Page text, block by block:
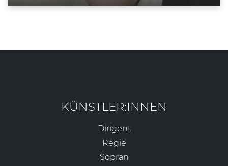
KÜNSTLER:INNEN
Dirigent
Regie
Sopran